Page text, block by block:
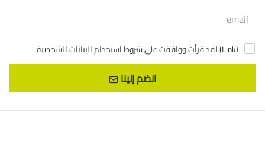
لقد قرأت ووافقت على شروط استخدام البيانات الشخصية (Link)
انضم إلينا